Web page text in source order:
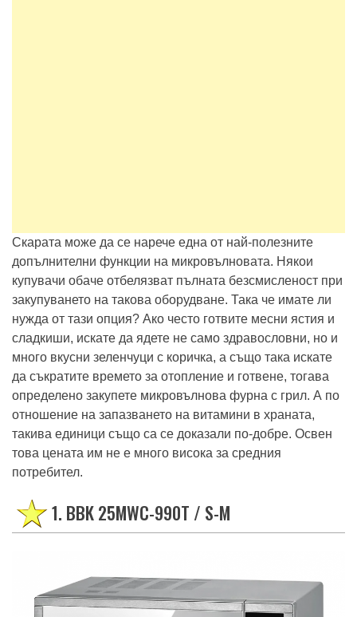
Скарата може да се нарече една от най-полезните
допълнителни функции на микровълновата. Някои
купувачи обаче отбелязват пълната безсмисленост при
закупуването на такова оборудване. Така че имате ли
нужда от тази опция? Ако често готвите месни ястия и
сладкиши, искате да ядете не само здравословни, но и
много вкусни зеленчуци с коричка, а също така искате
да съкратите времето за отопление и готвене, тогава
определено закупете микровълнова фурна с грил. А по
отношение на запазването на витамини в храната,
такива единици също са се доказали по-добре. Освен
това цената им не е много висока за средния
потребител.
1. BBK 25MWC-990T / S-M